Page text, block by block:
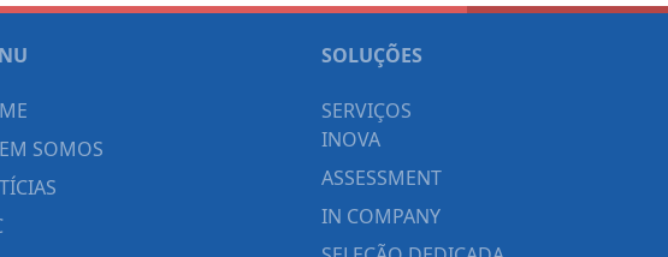
SOMOS
SOLUÇÕES
SERVIÇOS
INOVA
ASSESSMENT
IN COMPANY